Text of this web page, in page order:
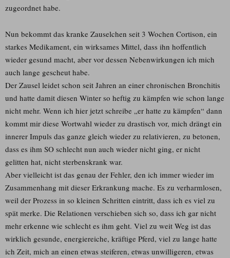
zugeordnet habe.
Nun bekommt das kranke Zauselchen seit 3 Wochen Cortison, ein
starkes Medikament, ein wirksames Mittel, dass ihn hoffentlich
wieder gesund macht, aber vor dessen Nebenwirkungen ich mich
auch lange gescheut habe.
Der Zausel leidet schon seit Jahren an einer chronischen Bronchitis
und hatte damit diesen Winter so heftig zu kämpfen wie schon lange
nicht mehr. Wenn ich hier jetzt schreibe „er hatte zu kämpfen“ dann
kommt mir diese Wortwahl wieder zu drastisch vor, mich drängt ein
innerer Impuls das ganze gleich wieder zu relativieren, zu betonen,
dass es ihm SO schlecht nun auch wieder nicht ging, er nicht
gelitten hat, nicht sterbenskrank war.
Aber vielleicht ist das genau der Fehler, den ich immer wieder im
Zusammenhang mit dieser Erkrankung mache. Es zu verharmlosen,
weil der Prozess in so kleinen Schritten eintritt, dass ich es viel zu
spät merke. Die Relationen verschieben sich so, dass ich gar nicht
mehr erkenne wie schlecht es ihm geht. Viel zu weit Weg ist das
wirklich gesunde, energiereiche, kräftige Pferd, viel zu lange hatte
ich Zeit, mich an einen etwas steiferen, etwas unwilligeren, etwas